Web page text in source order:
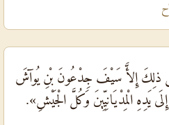
ذلِكَ إِلأَّ سَيْفَ جِدْعُونَ بْنِ يُوآشَ
يَدِهِ الْمِدْيَانِيِّينَ وَكُلَّ الْجَيْشِ».